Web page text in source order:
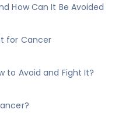
How Can It Be Avoided
for Cancer
to Avoid and Fight It?